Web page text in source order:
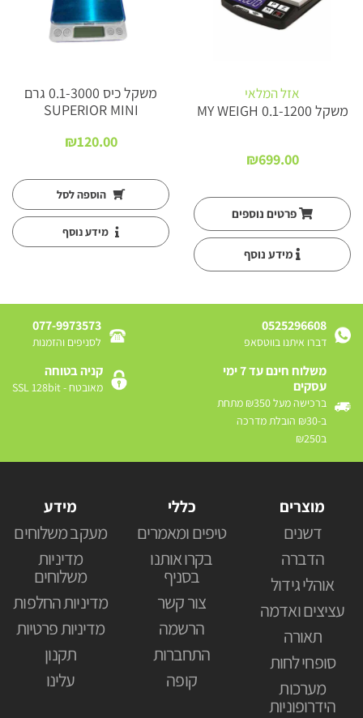
אזל המלאי
משקל 0.1-1200 MY WEIGH
₪699.00
פרטים נוספים
מידע נוסף
משקל כיס 0.1-3000 גרם
SUPERIOR MINI
₪120.00
הוספה לסל
מידע נוסף
0525296608
דברו איתנו בווטסאפ
077-9973573
לסניפים והזמנות
משלוח חינם עד 7 ימי
עסקים
ברכישה מעל ₪350 מתחת
ב-₪30 הובלת מדרכה
ב₪250
קניה בטוחה
מאובטח - SSL 128bit
מוצרים
דשנים
הדברה
אוהלי גידול
עציצים ואדמה
תאורה
סופחי לחות
מערכות
הידרופוניות
כללי
טיפים ומאמרים
בקרו אותנו
בסניף
צור קשר
הרשמה
התחברות
קופה
מידע
מעקב משלוחים
מדיניות
משלוחים
מדיניות החלפות
מדיניות פרטיות
תקנון
עלינו